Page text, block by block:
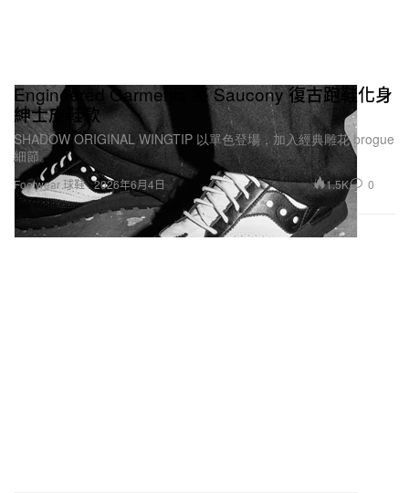
Footwear 球鞋
Engineered Garments 將 Saucony 復古跑鞋化身
紳士皮鞋款
SHADOW ORIGINAL WINGTIP 以單色登場，加入經典雕花 brogue
細節。
2026年6月4日 1.5K 0